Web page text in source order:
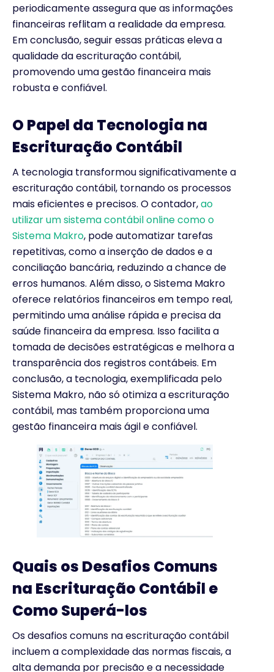
periodicamente assegura que as informações
financeiras reflitam a realidade da empresa.
Em conclusão, seguir essas práticas eleva a
qualidade da escrituração contábil,
promovendo uma gestão financeira mais
robusta e confiável.
O Papel da Tecnologia na
Escrituração Contábil
A tecnologia transformou significativamente a
escrituração contábil, tornando os processos
mais eficientes e precisos. O contador,ao
utilizar um sistema contábil online como o
Sistema Makro, pode automatizar tarefas
repetitivas, como a inserção de dados e a
conciliação bancária, reduzindo a chance de
erros humanos. Além disso, o Sistema Makro
oferece relatórios financeiros em tempo real,
permitindo uma análise rápida e precisa da
saúde financeira da empresa. Isso facilita a
tomada de decisões estratégicas e melhora a
transparência dos registros contábeis. Em
conclusão, a tecnologia, exemplificada pelo
Sistema Makro, não só otimiza a escrituração
contábil, mas também proporciona uma
gestão financeira mais ágil e confiável.
Quais os Desafios Comuns
na Escrituração Contábil e
Como Superá-los
Os desafios comuns na escrituração contábil
incluem a complexidade das normas fiscais, a
alta demanda por precisão e a necessidade